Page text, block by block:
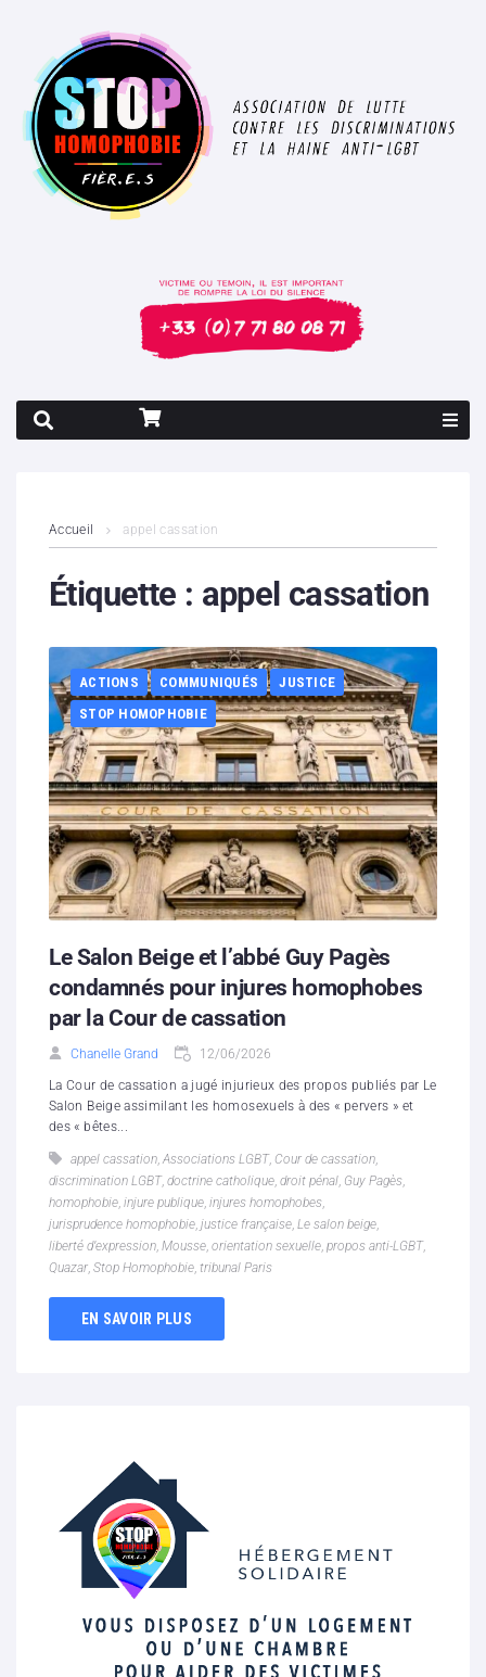
Contenus litigieux
Boutique
Partenaires
Contacts
Hébergement solidaire
Accueil appel cassation
Étiquette : appel cassation
ACTIONS COMMUNIQUÉS
JUSTICE
STOP HOMOPHOBIE
Le Salon Beige et l’abbé Guy Pagès
condamnés pour injures homophobes
par la Cour de cassation
Chanelle Grand 12/06/2026
La Cour de cassation a jugé injurieux des propos publiés par Le
Salon Beige assimilant les homosexuels à des « pervers » et
des « bêtes...
appel cassation, Associations LGBT, Cour de cassation,
discrimination LGBT, doctrine catholique, droit pénal, Guy Pagès,
homophobie, injure publique, injures homophobes,
jurisprudence homophobie, justice française, Le salon beige,
liberté d’expression, Mousse, orientation sexuelle, propos anti-LGBT,
Quazar, Stop Homophobie, tribunal Paris
EN SAVOIR PLUS